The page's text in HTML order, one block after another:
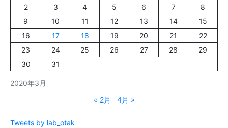
2020年3月
2
3 4 5 6 7
8
9
10 11 12 13 14
15
16
17 18 19 20 21
22
23
24 25 26 27 28
29
30
31
« 2月 4月 »
Tweets by lab_otak